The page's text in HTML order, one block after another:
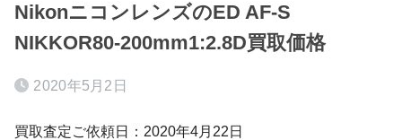
NikonニコンレンズのED AF-S
NIKKOR80-200mm1:2.8D買取価格
2020年5月2日
買取査定ご依頼日：2020年4月22日